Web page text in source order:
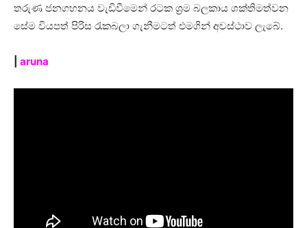
තරුණ ජනගහනය වැඩිවීමෙන් රටක ශ්‍රම බලකාය ශක්තිමත්වන
සේම වියපත් පිරිස රැකබලා ගැනීමටත් එමගින් අවස්ථාව ලැබේ.
aruna